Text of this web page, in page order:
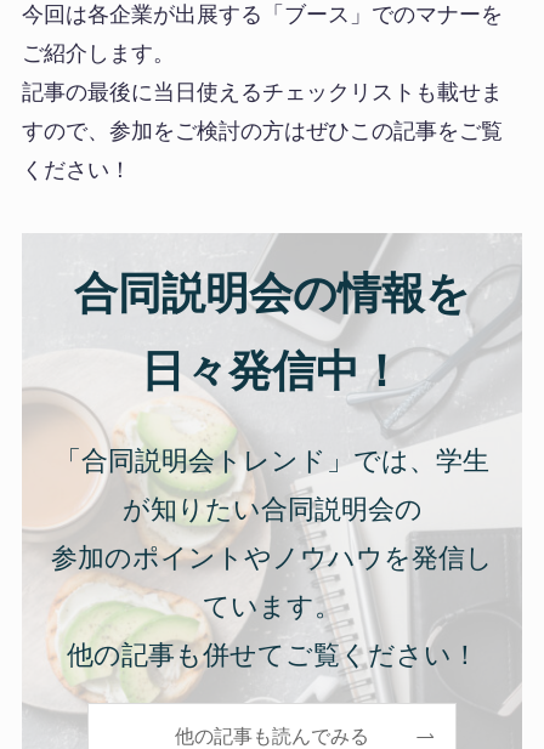
今回は各企業が出展する「ブース」でのマナーを
ご紹介します。
記事の最後に当日使えるチェックリストも載せま
すので、参加をご検討の方はぜひこの記事をご覧
ください！
合同説明会の情報を
日々発信中！
「合同説明会トレンド」では、学生
が知りたい合同説明会の
参加のポイントやノウハウを発信し
ています。
他の記事も併せてご覧ください！
他の記事も読んでみる